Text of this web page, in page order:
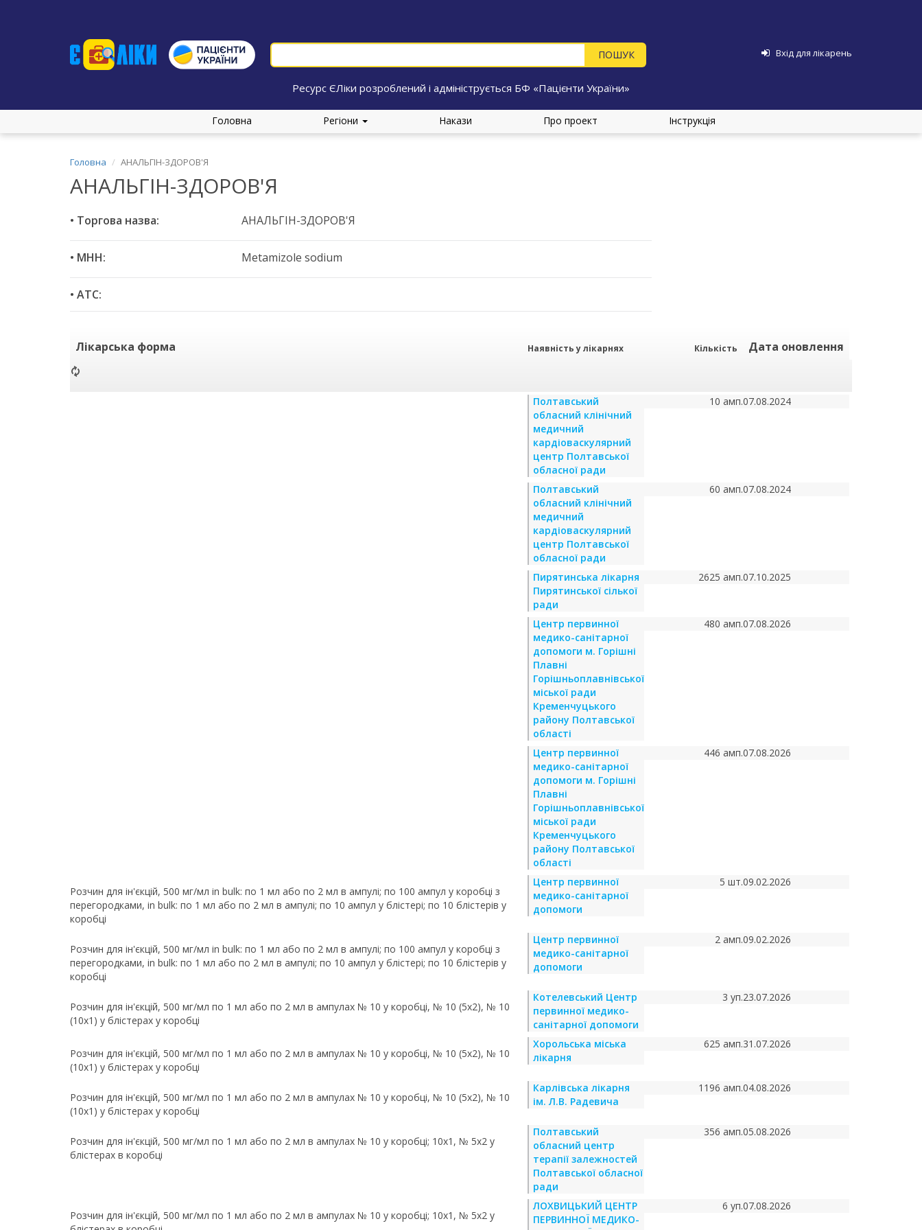
Вхід для лікарень
Ресурс ЄЛіки розроблений і адмініструється БФ «Пацієнти України»
Головна Регіони Накази Про проект Інструкція
Головна АНАЛЬГІН-ЗДОРОВ'Я
АНАЛЬГІН-ЗДОРОВ'Я
• Торгова назва: АНАЛЬГІН-ЗДОРОВ'Я
• МНН: Metamizole sodium
• ATC:
Лікарська форма Наявність у лікарнях Кількість Дата оновлення
Полтавський
обласний клінічний
медичний
кардіоваскулярний
центр Полтавської
обласної ради
10 амп.07.08.2024
Полтавський
обласний клінічний
медичний
кардіоваскулярний
центр Полтавської
обласної ради
60 амп.07.08.2024
Пирятинська лікарня
Пирятинської сілької
ради
2625 амп.07.10.2025
Центр первинної
медико-санітарної
допомоги м. Горішні
Плавні
Горішньоплавнівської
міської ради
Кременчуцького
району Полтавської
області
480 амп.07.08.2026
Центр первинної
медико-санітарної
допомоги м. Горішні
Плавні
Горішньоплавнівської
міської ради
Кременчуцького
району Полтавської
області
446 амп.07.08.2026
Розчин для ін'єкцій, 500 мг/мл in bulk: по 1 мл або по 2 мл в ампулі; по 100 ампул у коробці з
перегородками, in bulk: по 1 мл або по 2 мл в ампулі; по 10 ампул у блістері; по 10 блістерів у
коробці
Центр первинної
медико-санітарної
допомоги
5 шт.09.02.2026
Розчин для ін'єкцій, 500 мг/мл in bulk: по 1 мл або по 2 мл в ампулі; по 100 ампул у коробці з
перегородками, in bulk: по 1 мл або по 2 мл в ампулі; по 10 ампул у блістері; по 10 блістерів у
коробці
Центр первинної
медико-санітарної
допомоги
2 амп.09.02.2026
Розчин для ін'єкцій, 500 мг/мл по 1 мл або по 2 мл в ампулах № 10 у коробці, № 10 (5х2), № 10
(10х1) у блістерах у коробці
Котелевський Центр
первинної медико-
санітарної допомоги
3 уп.23.07.2026
Розчин для ін'єкцій, 500 мг/мл по 1 мл або по 2 мл в ампулах № 10 у коробці, № 10 (5х2), № 10
(10х1) у блістерах у коробці
Хорольська міська
лікарня
625 амп.31.07.2026
Розчин для ін'єкцій, 500 мг/мл по 1 мл або по 2 мл в ампулах № 10 у коробці, № 10 (5х2), № 10
(10х1) у блістерах у коробці
Карлівська лікарня
ім. Л.В. Радевича
1196 амп.04.08.2026
Розчин для ін'єкцій, 500 мг/мл по 1 мл або по 2 мл в ампулах № 10 у коробці; 10х1, № 5х2 у
блістерах в коробці
Полтавський
обласний центр
терапії залежностей
Полтавської обласної
ради
356 амп.05.08.2026
Розчин для ін'єкцій, 500 мг/мл по 1 мл або по 2 мл в ампулах № 10 у коробці; 10х1, № 5х2 у
ЛОХВИЦЬКИЙ ЦЕНТР
ПЕРВИННОЇ МЕДИКО-
6 уп.07.08.2026